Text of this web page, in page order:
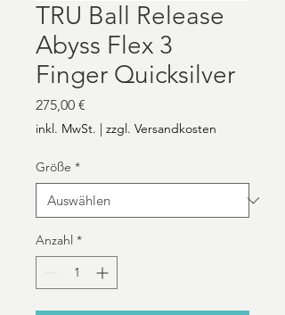
TRU Ball Release
Abyss Flex 3
Finger Quicksilver
275,00 €
inkl. MwSt. | zzgl. Versandkosten
Größe *
Anzahl *